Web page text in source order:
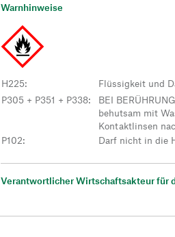
Warnhinweise
H225:
Flüssigkeit und
P305 + P351 + P338:
BEI
behutsam mit
Kontaktlinsen
P102: Darf nicht in die
Verantwortlicher Wirtschaftsakteur für